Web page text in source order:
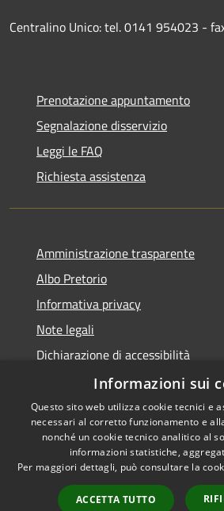
Centralino Unico: tel. 0141 954023 -
Prenotazione appuntamento
Segnalazione disservizio
Leggi le FAQ
Richiesta assistenza
Amministrazione trasparente
Albo Pretorio
Informativa privacy
Note legali
Dichiarazione di accessibilità
Accessibilità
Privacy
Informazioni sui
Questo sito web utilizza cookie tecnici e
necessari al corretto funzionamento e
nonché un cookie tecnico analitico al
informazioni statistiche,
Per maggiori dettagli, può consultare la
ACCETTA TUTTO